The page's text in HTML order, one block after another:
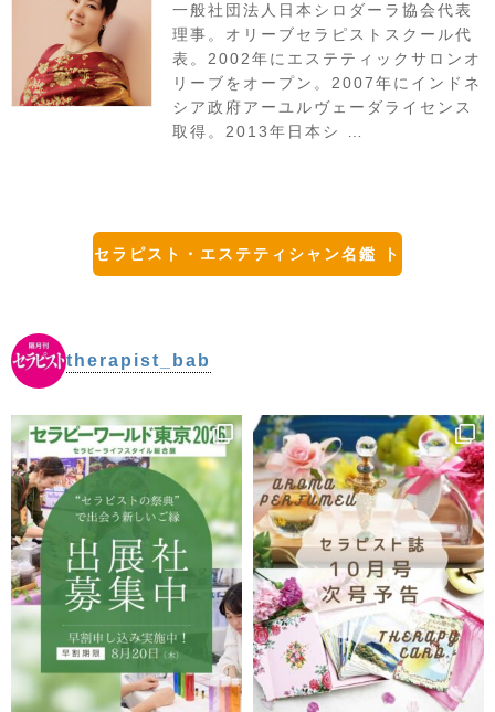
一般社団法人日本シロダーラ協会代表
理事。オリーブセラピストスクール代
表。2002年にエステティックサロンオ
リーブをオープン。2007年にインドネ
シア政府アーユルヴェーダライセンス
取得。2013年日本シ …
セラピスト・エステティシャン名鑑 ト
therapist_bab